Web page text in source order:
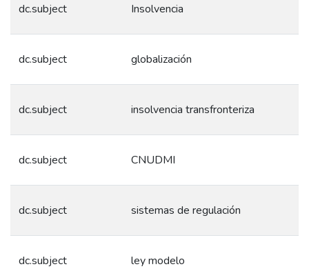
dc.subject Insolvencia
dc.subject globalización
dc.subject insolvencia transfronteriza
dc.subject CNUDMI
dc.subject sistemas de regulación
dc.subject ley modelo